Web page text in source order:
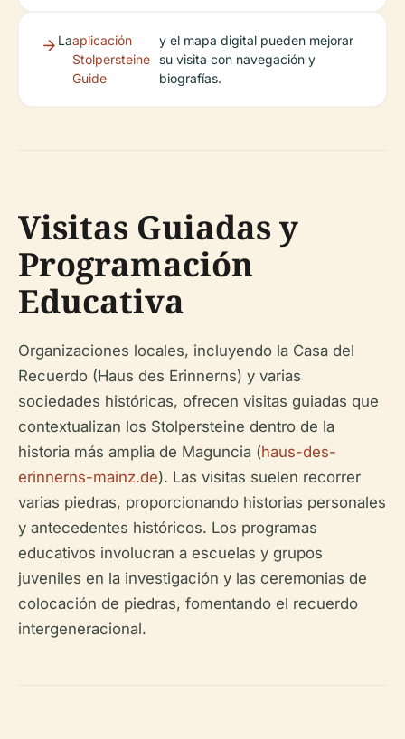
Laaplicación
Stolpersteine
Guide
y el mapa digital pueden mejorar
su visita con navegación y
biografías.
Visitas Guiadas y
Programación
Educativa
Organizaciones locales, incluyendo la Casa del
Recuerdo (Haus des Erinnerns) y varias
sociedades históricas, ofrecen visitas guiadas que
contextualizan los Stolpersteine dentro de la
historia más amplia de Maguncia (haus-des-
erinnerns-mainz.de). Las visitas suelen recorrer
varias piedras, proporcionando historias personales
y antecedentes históricos. Los programas
educativos involucran a escuelas y grupos
juveniles en la investigación y las ceremonias de
colocación de piedras, fomentando el recuerdo
intergeneracional.